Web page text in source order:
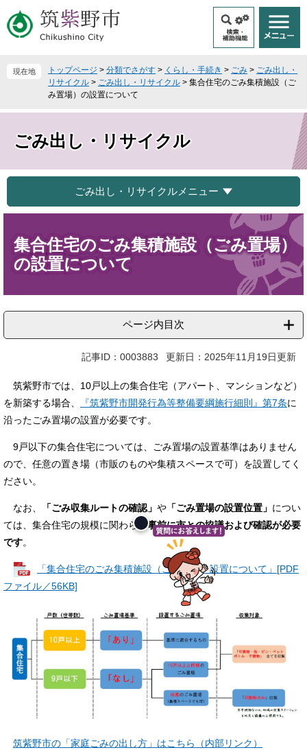
ー
ジ
ニ
ュ
現在地 トップページ > 分類でさがす > くらし・手続き > ごみ > ごみ出し・
リサイクル > ごみ出し・リサイクル > 集合住宅のごみ集積施設（ご
み置場）の設置について
ごみ出し・リサイクル
ごみ出し・リサイクルメニュー
集合住宅のごみ集積施設（ごみ置場）
の設置について
ページ内目次
記事ID：0003883 更新日：2025年11月19日更新
筑紫野市では、10戸以上の集合住宅（アパート、マンションなど）
を新築する場合、
『筑紫野市開発行為等整備要綱施行細則』第7条に
沿ったごみ置場の設置が必要です。
9戸以下の集合住宅については、ごみ置場の設置基準はありません
ので、任意の置き場（市販のものや集積スペースで可）を設置してく
ださい。
なお、 「ごみ収集ルートの確認」 や 「ごみ置場の設置位置」 につい
ては、集合住宅の規模に関わらず事前に市との協議および確認が必要
です。
「集合住宅のごみ集積施設（ごみ置場）設置について」[PDF
ファイル／56KB]
筑紫野市の「家庭ごみの出し方」はこちら（内部リンク）